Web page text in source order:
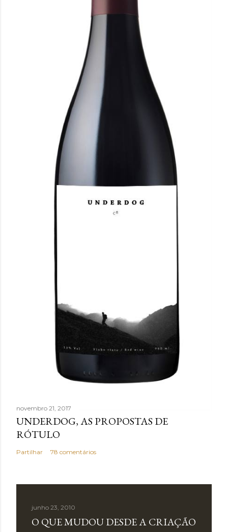
novembro 21, 2017
UNDERDOG, AS PROPOSTAS DE
RÓTULO
Partilhar 78 comentários
junho 23, 2010
O QUE MUDOU DESDE A CRIAÇÃO